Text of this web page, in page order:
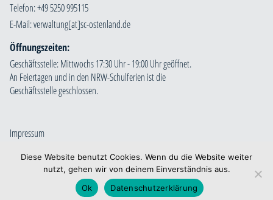
Telefon: +49 5250 995115
E-Mail:
Öffnungszeiten:
Geschäftsstelle: Mittwochs 17:30 Uhr - 19:00 Uhr geöffnet.
An Feiertagen und in den NRW-Schulferien ist die
Geschäftsstelle geschlossen.
Impressum
Diese Website benutzt Cookies. Wenn du die Website weiter
nutzt, gehen wir von deinem Einverständnis aus.
Ok
Datenschutzerklärung